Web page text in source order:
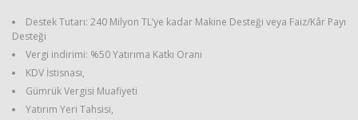
Destek Tutarı: 240 Milyon TL’ye kadar Makine Desteği veya Faiz/Kâr Payı
Desteği
Vergi indirimi: %50 Yatırıma Katkı Oranı
KDV İstisnası,
Gümrük Vergisi Muafiyeti
Yatırım Yeri Tahsisi,